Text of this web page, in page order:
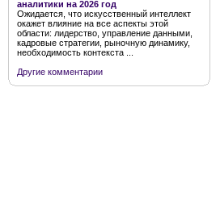
аналитики на 2026 год
Ожидается, что искусственный интеллект
окажет влияние на все аспекты этой
области: лидерство, управление данными,
кадровые стратегии, рыночную динамику,
необходимость контекста ...
Другие комментарии